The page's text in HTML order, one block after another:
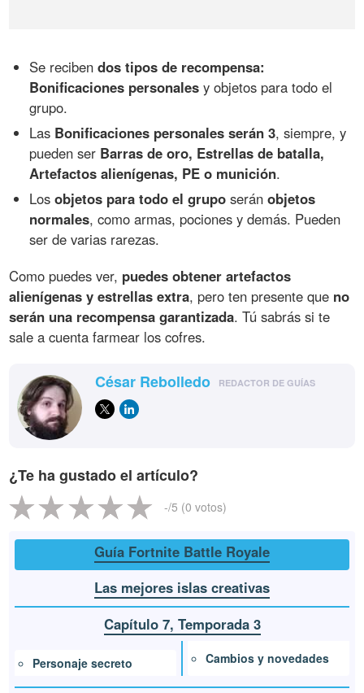
Se recibendos tipos de recompensa:
Bonificaciones personales y objetos para todo el
grupo.
Las Bonificaciones personales serán 3, siempre, y
pueden ser Barras de oro, Estrellas de batalla,
Artefactos alienígenas, PE o munición.
Losobjetos para todo el grupo seránobjetos
normales, como armas, pociones y demás. Pueden
ser de varias rarezas.
Como puedes ver, puedes obtener artefactos
alienígenas y estrellas extra, pero ten presente que no
serán una recompensa garantizada. Tú sabrás si te
sale a cuenta farmear los cofres.
César Rebolledo REDACTOR DE GUÍAS
¿Te ha gustado el artículo?
-/5 (0 votos)
Guía Fortnite Battle Royale
Las mejores islas creativas
Capítulo 7, Temporada 3
Personaje secreto Cambios y novedades